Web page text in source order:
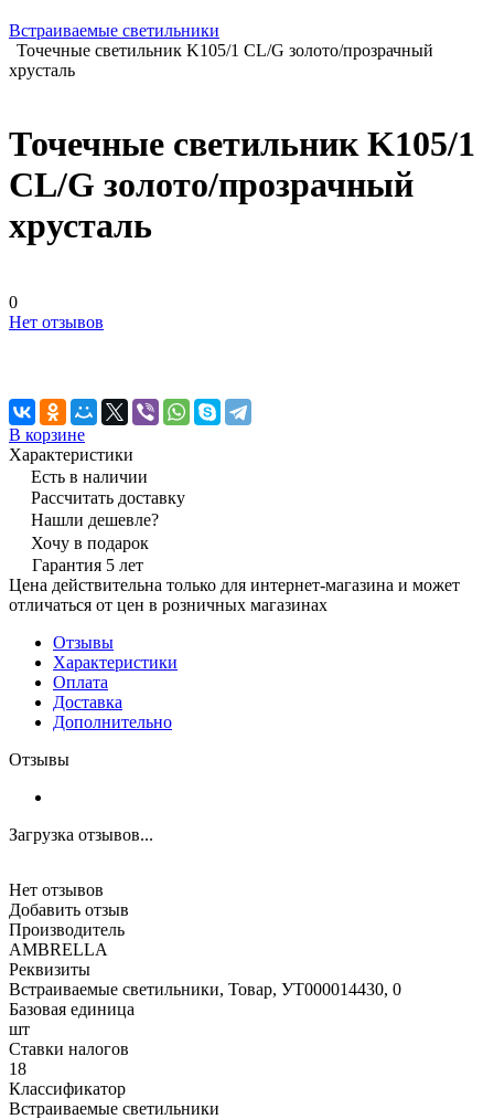
Встраиваемые светильники
Точечные светильник K105/1 CL/G золото/прозрачный
хрусталь
Точечные светильник K105/1
CL/G золото/прозрачный
хрусталь
0
Нет отзывов
В корзине
Характеристики
Есть в наличии
Рассчитать доставку
Нашли дешевле?
Хочу в подарок
Гарантия 5 лет
Цена действительна только для интернет-магазина и может
отличаться от цен в розничных магазинах
Отзывы
Характеристики
Оплата
Доставка
Дополнительно
Отзывы
Загрузка отзывов...
Нет отзывов
Добавить отзыв
Производитель
AMBRELLA
Реквизиты
Встраиваемые светильники, Товар, УТ000014430, 0
Базовая единица
шт
Ставки налогов
18
Классификатор
Встраиваемые светильники